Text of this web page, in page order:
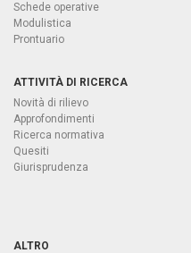
Schede operative
Modulistica
Prontuario
ATTIVITÀ DI RICERCA
Novità di rilievo
Approfondimenti
Ricerca normativa
Quesiti
Giurisprudenza
ALTRO